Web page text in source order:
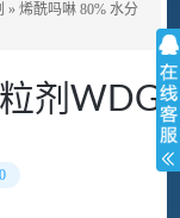
» 烯酰吗啉 80% 水分
剂WDG
0